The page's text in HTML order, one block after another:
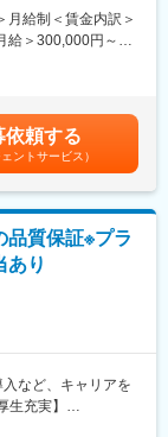
、開発、製造、販
います。
幅広い事業領域と世
エレクトロニクス
ジニアリングサー
事業を展開してい
い製品を生み出
ー残業デーあり、
児支援制度を活用
月給制＜賃金内訳＞
給＞300,000円～
ります。月給(月額)
依頼する
ェントサービス）
品質保証※プラ
あり
など、キャリアを
充実】